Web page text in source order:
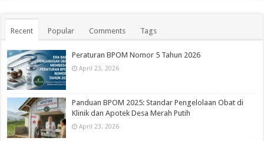
Recent Popular Comments Tags
Peraturan BPOM Nomor 5 Tahun 2026
April 23, 2026
Panduan BPOM 2025: Standar Pengelolaan Obat di
Klinik dan Apotek Desa Merah Putih
April 23, 2026